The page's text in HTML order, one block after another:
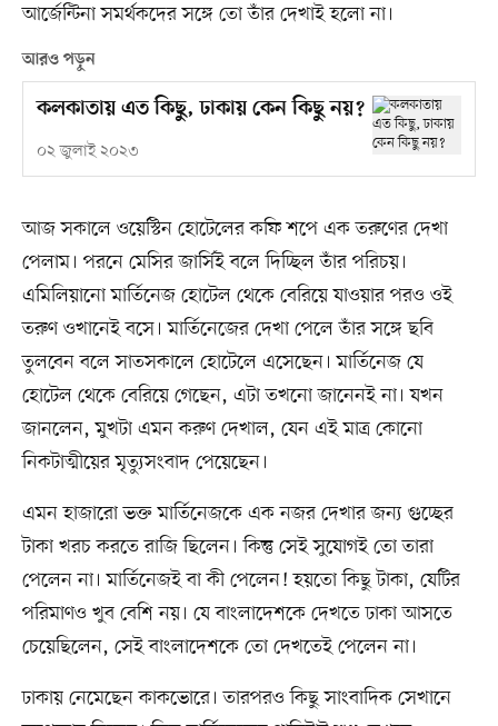
আর্জেন্টিনা সমর্থকদের সঙ্গে তো তাঁর দেখাই হলো না।
আরও পড়ুন
কলকাতায় এত কিছু, ঢাকায় কেন কিছু নয়?
০২ জুলাই ২০২৩
আজ সকালে ওয়েস্টিন হোটেলের কফি শপে এক তরুণের দেখা
পেলাম। পরনে মেসির জার্সিই বলে দিচ্ছিল তাঁর পরিচয়।
এমিলিয়ানো মার্তিনেজ হোটেল থেকে বেরিয়ে যাওয়ার পরও ওই
তরুণ ওখানেই বসে। মার্তিনেজের দেখা পেলে তাঁর সঙ্গে ছবি
তুলবেন বলে সাতসকালে হোটেলে এসেছেন। মার্তিনেজ যে
হোটেল থেকে বেরিয়ে গেছেন, এটা তখনো জানেনই না। যখন
জানলেন, মুখটা এমন করুণ দেখাল, যেন এই মাত্র কোনো
নিকটাত্মীয়ের মৃত্যুসংবাদ পেয়েছেন।
এমন হাজারো ভক্ত মার্তিনেজকে এক নজর দেখার জন্য গুচ্ছের
টাকা খরচ করতে রাজি ছিলেন। কিন্তু সেই সুযোগই তো তারা
পেলেন না। মার্তিনেজই বা কী পেলেন! হয়তো কিছু টাকা, যেটির
পরিমাণও খুব বেশি নয়। যে বাংলাদেশকে দেখতে ঢাকা আসতে
চেয়েছিলেন, সেই বাংলাদেশকে তো দেখতেই পেলেন না।
ঢাকায় নেমেছেন কাকভোরে। তারপরও কিছু সাংবাদিক সেখানে